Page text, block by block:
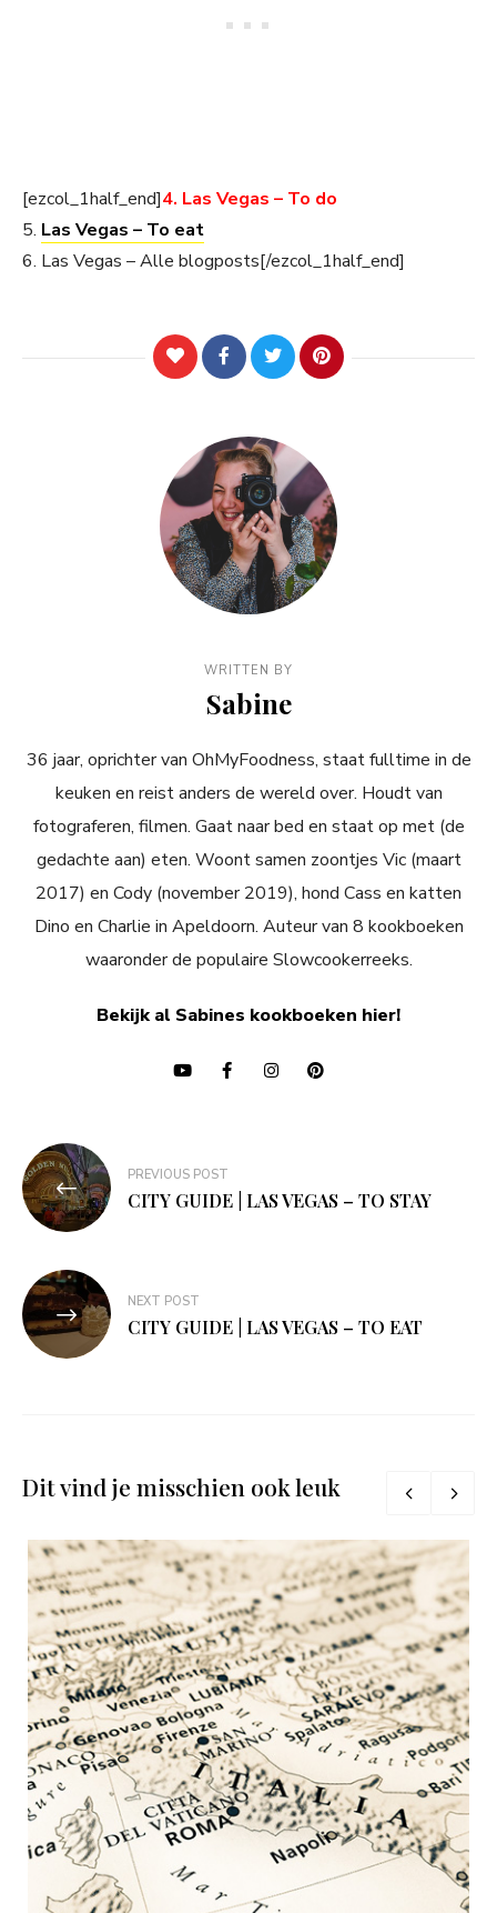
[ezcol_1half_end]4. Las Vegas – To do
5. Las Vegas – To eat
6. Las Vegas – Alle blogposts[/ezcol_1half_end]
WRITTEN BY
Sabine
36 jaar, oprichter van OhMyFoodness, staat fulltime in de
keuken en reist anders de wereld over. Houdt van
fotograferen, filmen. Gaat naar bed en staat op met (de
gedachte aan) eten. Woont samen zoontjes Vic (maart
2017) en Cody (november 2019), hond Cass en katten
Dino en Charlie in Apeldoorn. Auteur van 8 kookboeken
waaronder de populaire Slowcookerreeks.
Bekijk al Sabines kookboeken hier!
Bericht
navigatie
PREVIOUS POST
CITY GUIDE | LAS VEGAS – TO STAY
NEXT POST
CITY GUIDE | LAS VEGAS – TO EAT
Dit vind je misschien ook leuk